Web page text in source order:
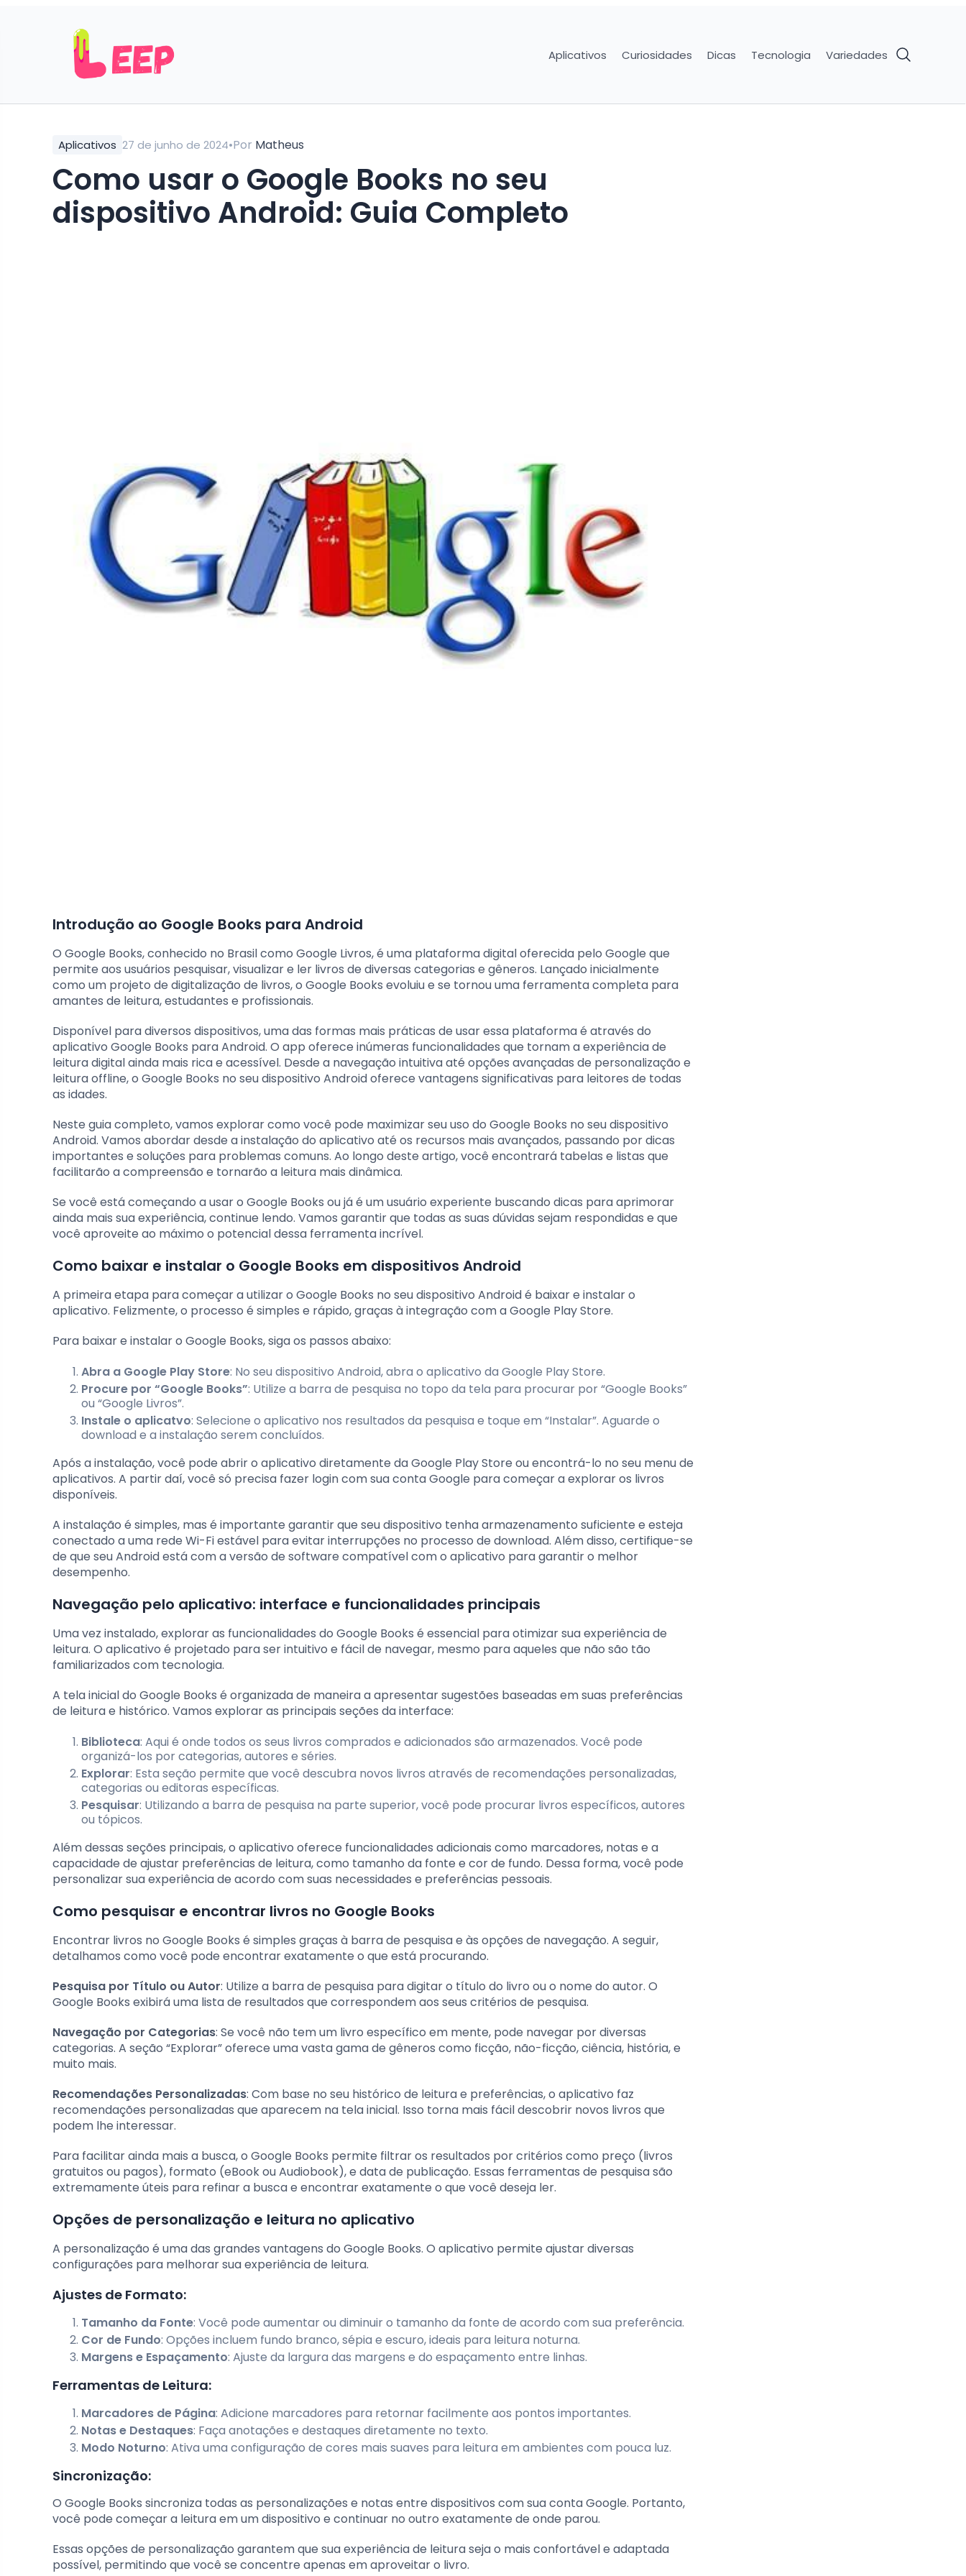
Aplicativos Curiosidades Dicas Tecnologia Variedades
Aplicativos 27 de junho de 2024•Por Matheus
Como usar o Google Books no seu
dispositivo Android: Guia Completo
Introdução ao Google Books para Android
O Google Books, conhecido no Brasil como Google Livros, é uma plataforma digital oferecida pelo Google que
permite aos usuários pesquisar, visualizar e ler livros de diversas categorias e gêneros. Lançado inicialmente
como um projeto de digitalização de livros, o Google Books evoluiu e se tornou uma ferramenta completa para
amantes de leitura, estudantes e profissionais.
Disponível para diversos dispositivos, uma das formas mais práticas de usar essa plataforma é através do
aplicativo Google Books para Android. O app oferece inúmeras funcionalidades que tornam a experiência de
leitura digital ainda mais rica e acessível. Desde a navegação intuitiva até opções avançadas de personalização e
leitura offline, o Google Books no seu dispositivo Android oferece vantagens significativas para leitores de todas
as idades.
Neste guia completo, vamos explorar como você pode maximizar seu uso do Google Books no seu dispositivo
Android. Vamos abordar desde a instalação do aplicativo até os recursos mais avançados, passando por dicas
importantes e soluções para problemas comuns. Ao longo deste artigo, você encontrará tabelas e listas que
facilitarão a compreensão e tornarão a leitura mais dinâmica.
Se você está começando a usar o Google Books ou já é um usuário experiente buscando dicas para aprimorar
ainda mais sua experiência, continue lendo. Vamos garantir que todas as suas dúvidas sejam respondidas e que
você aproveite ao máximo o potencial dessa ferramenta incrível.
Como baixar e instalar o Google Books em dispositivos Android
A primeira etapa para começar a utilizar o Google Books no seu dispositivo Android é baixar e instalar o
aplicativo. Felizmente, o processo é simples e rápido, graças à integração com a Google Play Store.
Para baixar e instalar o Google Books, siga os passos abaixo:
Abra a Google Play Store: No seu dispositivo Android, abra o aplicativo da Google Play Store.
Procure por “Google Books”: Utilize a barra de pesquisa no topo da tela para procurar por “Google Books”
ou “Google Livros”.
Instale o aplicatvo: Selecione o aplicativo nos resultados da pesquisa e toque em “Instalar”. Aguarde o
download e a instalação serem concluídos.
Após a instalação, você pode abrir o aplicativo diretamente da Google Play Store ou encontrá-lo no seu menu de
aplicativos. A partir daí, você só precisa fazer login com sua conta Google para começar a explorar os livros
disponíveis.
A instalação é simples, mas é importante garantir que seu dispositivo tenha armazenamento suficiente e esteja
conectado a uma rede Wi-Fi estável para evitar interrupções no processo de download. Além disso, certifique-se
de que seu Android está com a versão de software compatível com o aplicativo para garantir o melhor
desempenho.
Navegação pelo aplicativo: interface e funcionalidades principais
Uma vez instalado, explorar as funcionalidades do Google Books é essencial para otimizar sua experiência de
leitura. O aplicativo é projetado para ser intuitivo e fácil de navegar, mesmo para aqueles que não são tão
familiarizados com tecnologia.
A tela inicial do Google Books é organizada de maneira a apresentar sugestões baseadas em suas preferências
de leitura e histórico. Vamos explorar as principais seções da interface:
Biblioteca: Aqui é onde todos os seus livros comprados e adicionados são armazenados. Você pode
organizá-los por categorias, autores e séries.
Explorar: Esta seção permite que você descubra novos livros através de recomendações personalizadas,
categorias ou editoras específicas.
Pesquisar: Utilizando a barra de pesquisa na parte superior, você pode procurar livros específicos, autores
ou tópicos.
Além dessas seções principais, o aplicativo oferece funcionalidades adicionais como marcadores, notas e a
capacidade de ajustar preferências de leitura, como tamanho da fonte e cor de fundo. Dessa forma, você pode
personalizar sua experiência de acordo com suas necessidades e preferências pessoais.
Como pesquisar e encontrar livros no Google Books
Encontrar livros no Google Books é simples graças à barra de pesquisa e às opções de navegação. A seguir,
detalhamos como você pode encontrar exatamente o que está procurando.
Pesquisa por Título ou Autor: Utilize a barra de pesquisa para digitar o título do livro ou o nome do autor. O
Google Books exibirá uma lista de resultados que correspondem aos seus critérios de pesquisa.
Navegação por Categorias: Se você não tem um livro específico em mente, pode navegar por diversas
categorias. A seção “Explorar” oferece uma vasta gama de gêneros como ficção, não-ficção, ciência, história, e
muito mais.
Recomendações Personalizadas: Com base no seu histórico de leitura e preferências, o aplicativo faz
recomendações personalizadas que aparecem na tela inicial. Isso torna mais fácil descobrir novos livros que
podem lhe interessar.
Para facilitar ainda mais a busca, o Google Books permite filtrar os resultados por critérios como preço (livros
gratuitos ou pagos), formato (eBook ou Audiobook), e data de publicação. Essas ferramentas de pesquisa são
extremamente úteis para refinar a busca e encontrar exatamente o que você deseja ler.
Opções de personalização e leitura no aplicativo
A personalização é uma das grandes vantagens do Google Books. O aplicativo permite ajustar diversas
configurações para melhorar sua experiência de leitura.
Ajustes de Formato:
Tamanho da Fonte: Você pode aumentar ou diminuir o tamanho da fonte de acordo com sua preferência.
Cor de Fundo: Opções incluem fundo branco, sépia e escuro, ideais para leitura noturna.
Margens e Espaçamento: Ajuste da largura das margens e do espaçamento entre linhas.
Ferramentas de Leitura:
Marcadores de Página: Adicione marcadores para retornar facilmente aos pontos importantes.
Notas e Destaques: Faça anotações e destaques diretamente no texto.
Modo Noturno: Ativa uma configuração de cores mais suaves para leitura em ambientes com pouca luz.
Sincronização:
O Google Books sincroniza todas as personalizações e notas entre dispositivos com sua conta Google. Portanto,
você pode começar a leitura em um dispositivo e continuar no outro exatamente de onde parou.
Essas opções de personalização garantem que sua experiência de leitura seja o mais confortável e adaptada
possível, permitindo que você se concentre apenas em aproveitar o livro.